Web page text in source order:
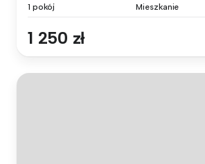
1 pokój Mieszkanie
1 250 zł